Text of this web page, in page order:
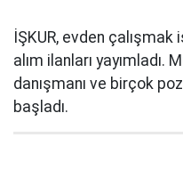
İŞKUR, evden
alım ilanları
danışmanı ve birçok
başladı.